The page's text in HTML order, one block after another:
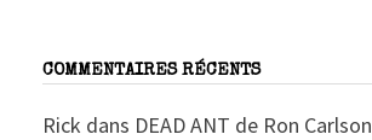
COMMENTAIRES RÉCENTS
Rick dans DEAD ANT de Ron Carlson